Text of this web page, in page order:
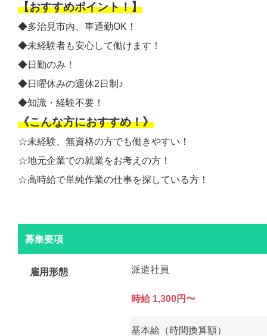
【おすすめポイント！】
◆多治見市内、車通勤OK！
◆未経験者も安心して働けます！
◆日勤のみ！
◆日曜休みの週休2日制♪
◆知識・経験不要！
《こんな方におすすめ！》
☆未経験、無資格の方でも働きやすい！
☆地元企業での就業をお考えの方！
☆高時給で単純作業の仕事を探している方！
募集要項
雇用形態 派遣社員
時給 1,300円〜
基本給（時間換算額）